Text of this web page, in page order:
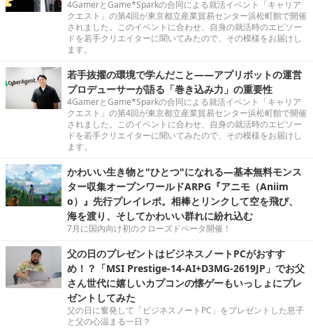
4GamerとGame*Sparkの合同による就活イベント「キャリア
クエスト」の第4回が東京都立産業貿易センター浜松町館で開催
されました。このイベントに合わせ、自身の就活時のエピソー
ドを若手クリエイターに聞いてみたので、その模様をお届けし
ます。
若手抜擢の環境で学んだこと――アプリボットの運営
プロデューサーが語る「巻き込み力」の重要性
4GamerとGame*Sparkの合同による就活イベント「キャリア
クエスト」の第4回が東京都立産業貿易センター浜松町館で開催
されました。このイベントに合わせ、自身の就活時のエピソー
ドを若手クリエイターに聞いてみたので、その模様をお届けし
ます。
かわいい生き物と"ひとつ"になれる―基本無料モンス
ター収集オープンワールドARPG『アニモ（Aniim
o）』先行プレイレポ。相棒とリンクして空を飛び、
海を渡り、そしてかわいい群れに紛れ込む
7月に国内向け初のクローズドベータ開催！
父の日のプレゼントはビジネスノートPCがおすす
め！？「MSI Prestige-14-AI+D3MG-2619JP」でお父
さん世代に嬉しいカプコンの懐ゲーもいっしょにプレ
ゼントしてみた
父の日に奮発して「ビジネスノートPC」をプレゼントした息子
と父の心温まる一日？